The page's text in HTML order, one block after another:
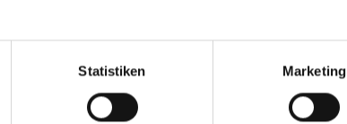
Statistiken Marketing